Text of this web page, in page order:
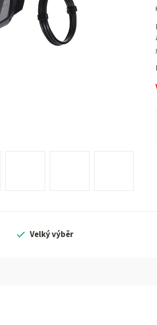
Velký výběr